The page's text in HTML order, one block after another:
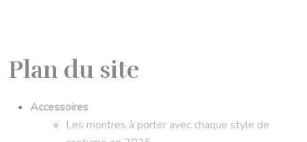
Plan du site
Accessoires
Les montres à porter avec chaque style de